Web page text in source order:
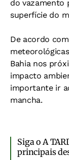
do vazamento
superfície do
De acordo
Bahia nos
impacto
importante ir
mancha.
Siga o A
principais